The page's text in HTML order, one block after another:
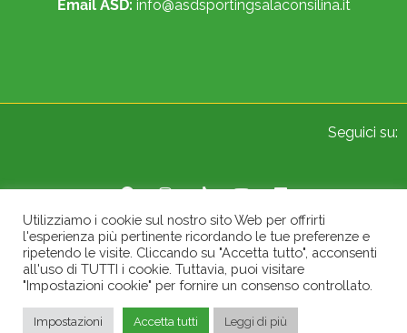
Email ASD: info@asdsportingsalaconsilina.it
Seguici su:
© 2022 Sporting A.S.D. Sala Consilina. All Rights Reserved.
Utilizziamo i cookie sul nostro sito Web per offrirti
l'esperienza più pertinente ricordando le tue preferenze e
ripetendo le visite. Cliccando su "Accetta tutto", acconsenti
all'uso di TUTTI i cookie. Tuttavia, puoi visitare
"Impostazioni cookie" per fornire un consenso controllato.
Impostazioni Accetta tutti Leggi di più